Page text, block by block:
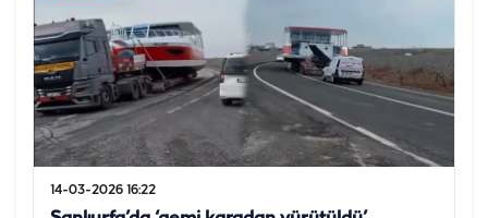
14-03-2026 16:22